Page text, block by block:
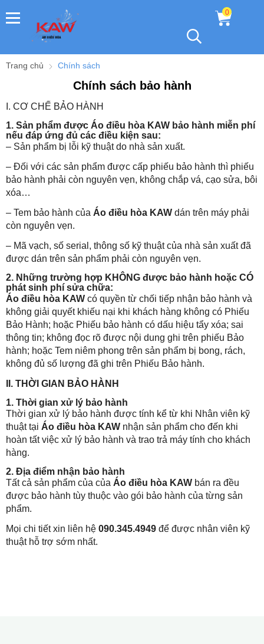
0
Trang chủ Chính sách
Chính sách bảo hành
I. CƠ CHẾ BẢO HÀNH
1. Sản phẩm được Áo điều hòa KAW bảo hành miễn phí
nếu đáp ứng đủ các điều kiện sau:
– Sản phẩm bị lỗi kỹ thuật do nhà sản xuất.
– Đối với các sản phẩm được cấp phiếu bảo hành thì phiếu
bảo hành phải còn nguyên vẹn, không chắp vá, cạo sửa, bôi
xóa…
– Tem bảo hành của Áo điều hòa KAW dán trên máy phải
còn nguyên vẹn.
– Mã vạch, số serial, thông số kỹ thuật của nhà sản xuất đã
được dán trên sản phẩm phải còn nguyên vẹn.
2. Những trường hợp KHÔNG được bảo hành hoặc CÓ
phát sinh phí sửa chữa:
Áo điều hòa KAW có quyền từ chối tiếp nhận bảo hành và
không giải quyết khiếu nại khi khách hàng không có Phiếu
Bảo Hành; hoặc Phiếu bảo hành có dấu hiệu tẩy xóa; sai
thông tin; không đọc rõ được nội dung ghi trên phiếu Bảo
hành; hoặc Tem niêm phong trên sản phẩm bị bong, rách,
không đủ số lượng đã ghi trên Phiếu Bảo hành.
II. THỜI GIAN BẢO HÀNH
1. Thời gian xử lý bảo hành
Thời gian xử lý bảo hành được tính kể từ khi Nhân viên kỹ
thuật tại Áo điều hòa KAW nhận sản phẩm cho đến khi
hoàn tất việc xử lý bảo hành và trao trả máy tính cho khách
hàng.
2. Địa điểm nhận bảo hành
Tất cả sản phẩm của của Áo điều hòa KAW bán ra đều
được bảo hành tùy thuộc vào gói bảo hành của từng sản
phẩm.
Mọi chi tiết xin liên hệ 090.345.4949 để được nhân viên kỹ
thuật hỗ trợ sớm nhất.